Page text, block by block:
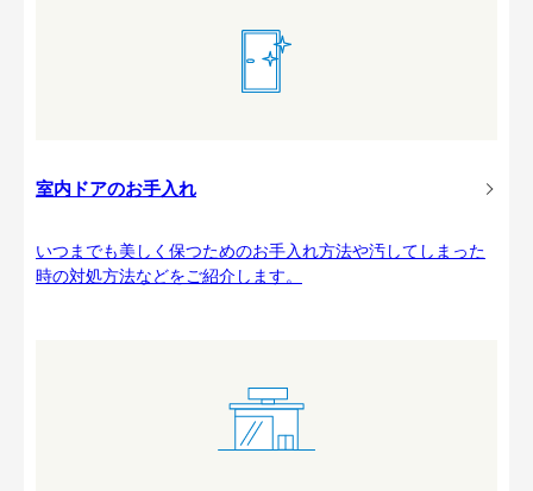
室内ドアのお手入れ
いつまでも美しく保つためのお手入れ方法や汚してしまった
時の対処方法などをご紹介します。